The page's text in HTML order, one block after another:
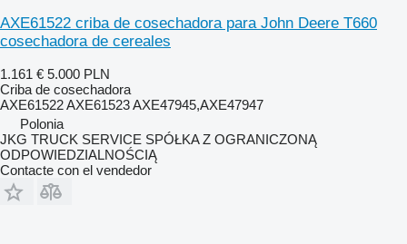
AXE61522 criba de cosechadora para John Deere T660
cosechadora de cereales
1.161 € 5.000 PLN
Criba de cosechadora
AXE61522 AXE61523 AXE47945,AXE47947
Polonia
JKG TRUCK SERVICE SPÓŁKA Z OGRANICZONĄ
ODPOWIEDZIALNOŚCIĄ
Contacte con el vendedor